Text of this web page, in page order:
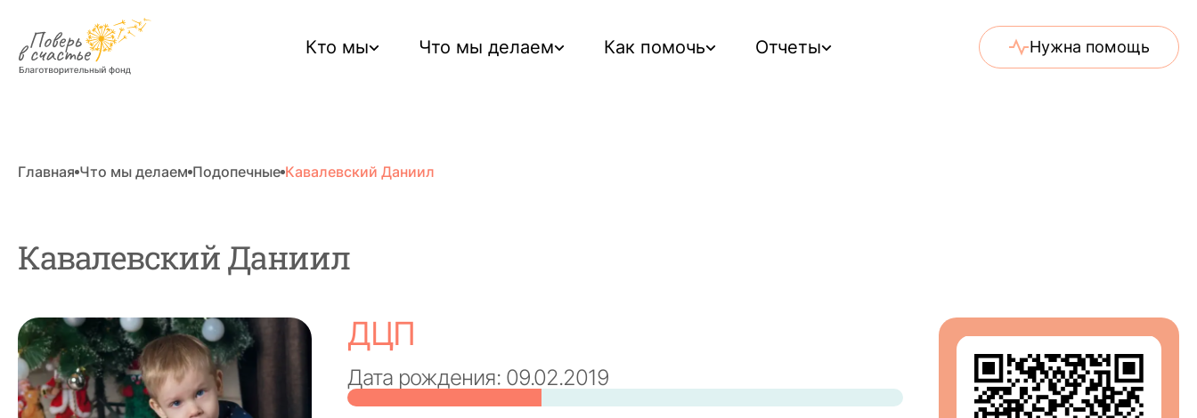
Кто мы Что мы делаем Как помочь Отчеты Нужна помощь
Главная Что мы делаем Подопечные Кавалевский Даниил
Кавалевский Даниил
ДЦП
Дата рождения: 09.02.2019